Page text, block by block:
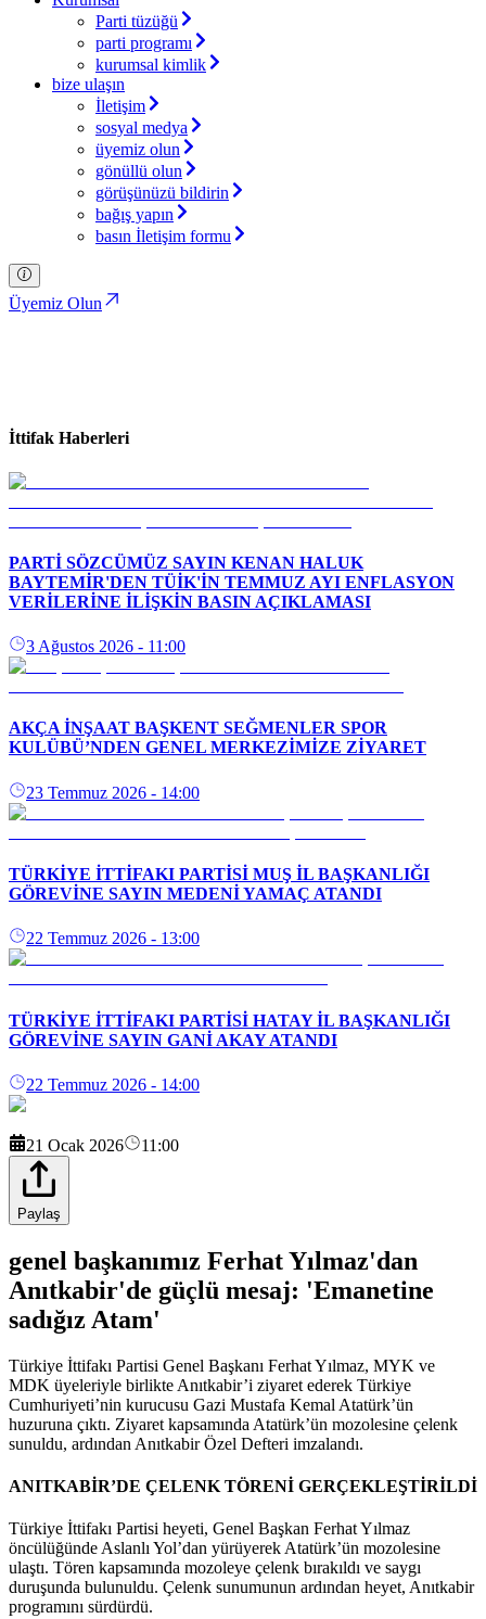
Parti tüzüğü
parti programı
kurumsal kimlik
bize ulaşın
İletişim
sosyal medya
üyemiz olun
gönüllü olun
görüşünüzü bildirin
bağış yapın
basın İletişim formu
Üyemiz Olun
İttifak Haberleri
PARTİ SÖZCÜMÜZ SAYIN KENAN HALUK
BAYTEMİR'DEN TÜİK'İN TEMMUZ AYI ENFLASYON
VERİLERİNE İLİŞKİN BASIN AÇIKLAMASI
3 Ağustos 2026 - 11:00
AKÇA İNŞAAT BAŞKENT SEĞMENLER SPOR
KULÜBÜ’NDEN GENEL MERKEZİMİZE ZİYARET
23 Temmuz 2026 - 14:00
TÜRKİYE İTTİFAKI PARTİSİ MUŞ İL BAŞKANLIĞI
GÖREVİNE SAYIN MEDENİ YAMAÇ ATANDI
22 Temmuz 2026 - 13:00
TÜRKİYE İTTİFAKI PARTİSİ HATAY İL BAŞKANLIĞI
GÖREVİNE SAYIN GANİ AKAY ATANDI
22 Temmuz 2026 - 14:00
21 Ocak 2026 11:00
Paylaş
genel başkanımız Ferhat Yılmaz'dan
Anıtkabir'de güçlü mesaj: 'Emanetine
sadığız Atam'
Türkiye İttifakı Partisi Genel Başkanı Ferhat Yılmaz, MYK ve
MDK üyeleriyle birlikte Anıtkabir’i ziyaret ederek Türkiye
Cumhuriyeti’nin kurucusu Gazi Mustafa Kemal Atatürk’ün
huzuruna çıktı. Ziyaret kapsamında Atatürk’ün mozolesine çelenk
sunuldu, ardından Anıtkabir Özel Defteri imzalandı.
ANITKABİR’DE ÇELENK TÖRENİ GERÇEKLEŞTİRİLDİ
Türkiye İttifakı Partisi heyeti, Genel Başkan Ferhat Yılmaz
öncülüğünde Aslanlı Yol’dan yürüyerek Atatürk’ün mozolesine
ulaştı. Tören kapsamında mozoleye çelenk bırakıldı ve saygı
duruşunda bulunuldu. Çelenk sunumunun ardından heyet, Anıtkabir
programını sürdürdü.